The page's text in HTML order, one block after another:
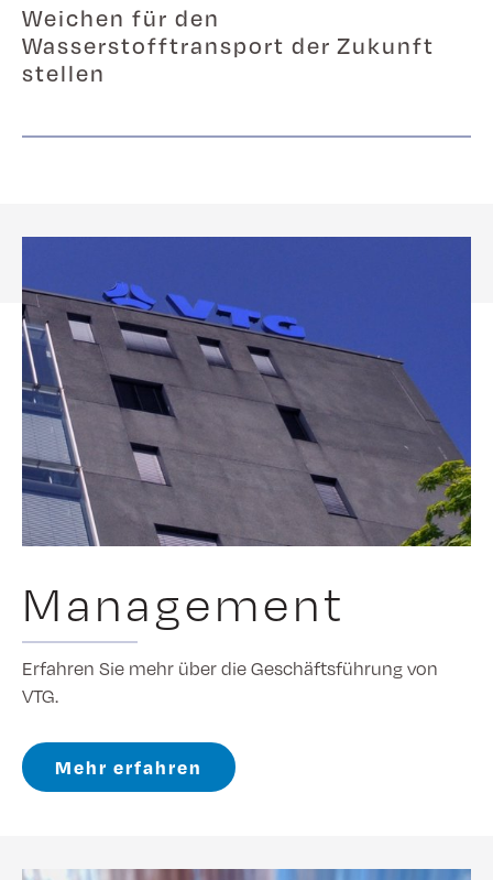
Weichen für den
Wasserstofftransport der Zukunft
stellen
Management
Erfahren Sie mehr über die Geschäftsführung von
VTG.
Mehr erfahren